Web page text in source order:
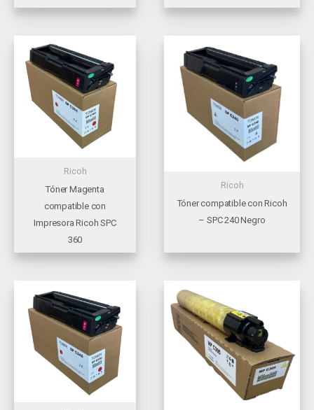
Ricoh
Tóner Magenta
compatible con
Impresora Ricoh SPC
360
Ricoh
Tóner compatible con Ricoh
– SPC 240 Negro